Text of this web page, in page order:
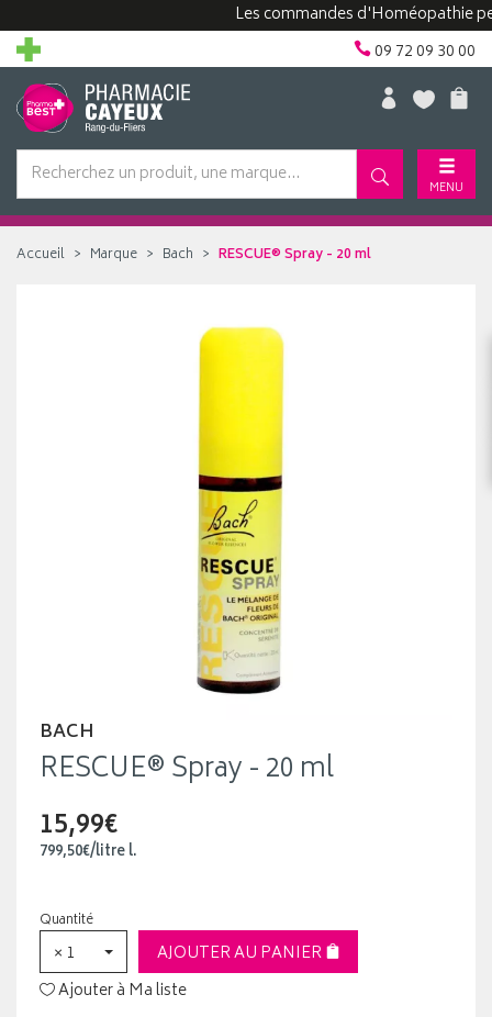
Les commandes d'Homéopathie
09 72 09 30 00
MENU
Accueil Marque Bach RESCUE® Spray - 20 ml
BACH
RESCUE® Spray - 20 ml
15,99€
799,50€/litrel.
Quantité
× 1
AJOUTER AU PANIER
Ajouter à Ma liste